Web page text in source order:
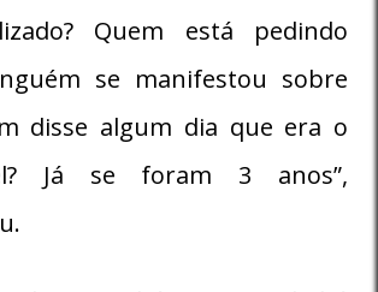
Quem está pedindo
se manifestou sobre
disse algum dia que era o
Já se foram 3 anos”,